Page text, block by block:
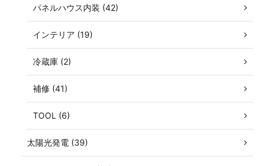
パネルハウス内装 (42)
インテリア (19)
冷蔵庫 (2)
補修 (41)
TOOL (6)
太陽光発電 (39)